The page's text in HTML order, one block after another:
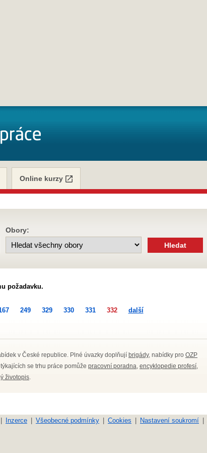
Online kurzy
Obory:
požadavku.
249 329 330 331 332 další
v České republice. Plné úvazky doplňují brigády, nabídky pro OZP
se trhu práce pomůže pracovní poradna, encyklopedie profesí,
životopis.
Inzerce Všeobecné podmínky Cookies Nastavení soukromí